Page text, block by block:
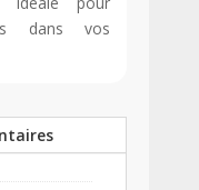
dans vos